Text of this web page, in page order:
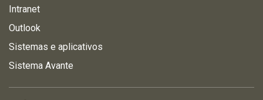
Intranet
Outlook
Sistemas e aplicativos
Sistema Avante